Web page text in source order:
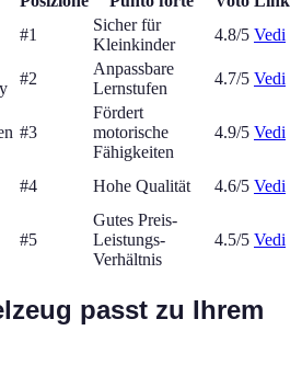
#1
Sicher für
Kleinkinder
4.8/5 Vedi
#2
Anpassbare
Lernstufen
4.7/5 Vedi
#3
Fördert
motorische
Fähigkeiten
4.9/5 Vedi
#4 Hohe Qualität 4.6/5 Vedi
#5
Gutes Preis-
Leistungs-
Verhältnis
4.5/5 Vedi
passt zu Ihrem